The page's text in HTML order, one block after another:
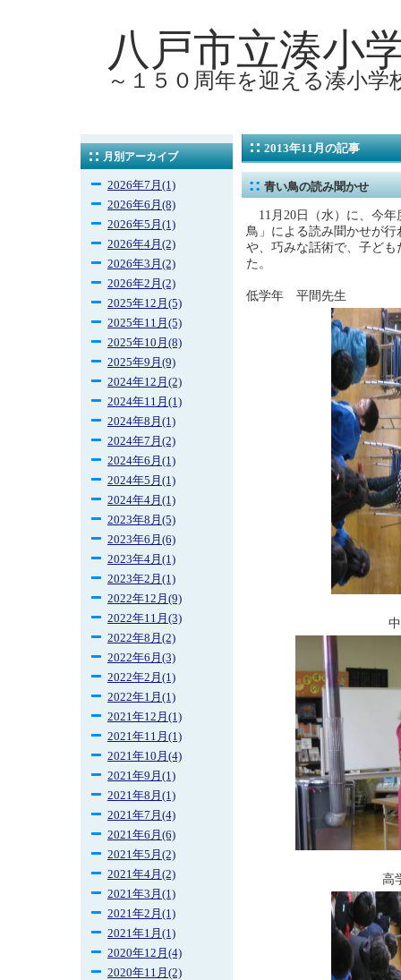
八戸市立湊小
～１５０周年を迎える湊小学
月別アーカイブ
2026年7月(1)
2026年6月(8)
2026年5月(1)
2026年4月(2)
2026年3月(2)
2026年2月(2)
2025年12月(5)
2025年11月(5)
2025年10月(8)
2025年9月(9)
2024年12月(2)
2024年11月(1)
2024年8月(1)
2024年7月(2)
2024年6月(1)
2024年5月(1)
2024年4月(1)
2023年8月(5)
2023年6月(6)
2023年4月(1)
2023年2月(1)
2022年12月(9)
2022年11月(3)
2022年8月(2)
2022年6月(3)
2022年2月(1)
2022年1月(1)
2021年12月(1)
2021年11月(1)
2021年10月(4)
2021年9月(1)
2021年8月(1)
2021年7月(4)
2021年6月(6)
2021年5月(2)
2021年4月(2)
2021年3月(1)
2021年2月(1)
2021年1月(1)
2020年12月(4)
2020年11月(2)
2013年11月の記事
青い鳥の読み聞かせ
11月20日（水）に、今年
鳥」による読み聞かせが
や、巧みな話術で、子ど
た。
低学年 平間先生
高